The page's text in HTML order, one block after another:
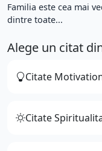
Familia este cea mai
dintre toate...
Alege un citat
Citate
Citate